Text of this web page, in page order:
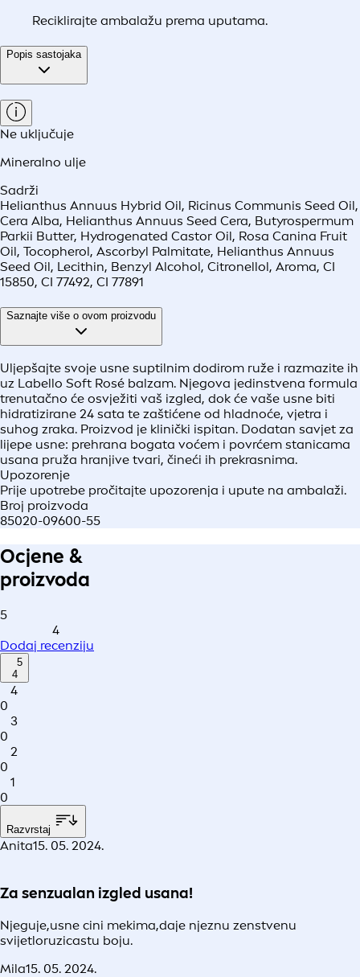
Reciklirajte ambalažu prema uputama.
Popis sastojaka
Ne uključuje
Mineralno ulje
Sadrži
Helianthus Annuus Hybrid Oil, Ricinus Communis Seed Oil,
Cera Alba, Helianthus Annuus Seed Cera, Butyrospermum
Parkii Butter, Hydrogenated Castor Oil, Rosa Canina Fruit
Oil, Tocopherol, Ascorbyl Palmitate, Helianthus Annuus
Seed Oil, Lecithin, Benzyl Alcohol, Citronellol, Aroma, CI
15850, CI 77492, CI 77891
Saznajte više o ovom proizvodu
Uljepšajte svoje usne suptilnim dodirom ruže i razmazite ih
uz Labello Soft Rosé balzam. Njegova jedinstvena formula
trenutačno će osvježiti vaš izgled, dok će vaše usne biti
hidratizirane 24 sata te zaštićene od hladnoće, vjetra i
suhog zraka. Proizvod je klinički ispitan. Dodatan savjet za
lijepe usne: prehrana bogata voćem i povrćem stanicama
usana pruža hranjive tvari, čineći ih prekrasnima.
Upozorenje
Prije upotrebe pročitajte upozorenja i upute na ambalaži.
Broj proizvoda
85020-09600-55
Ocjene &
proizvoda
5
4
Dodaj recenziju
5
4
4
0
3
0
2
0
1
0
Razvrstaj
Anita15. 05. 2024.
Za senzualan izgled usana!
Njeguje,usne cini mekima,daje njeznu zenstvenu
svijetloruzicastu boju.
Mila15. 05. 2024.